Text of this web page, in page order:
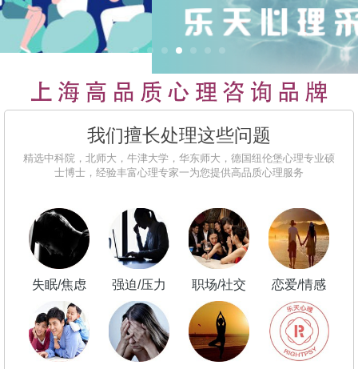
我们擅长处理这些问题
精选中科院，北师大，牛津大学，华东师大，德国纽伦堡心理专业硕
士博士，经验丰富心理专家一为您提供高品质心理服务
失眠/焦虑 强迫/压力 职场/社交 恋爱/情感